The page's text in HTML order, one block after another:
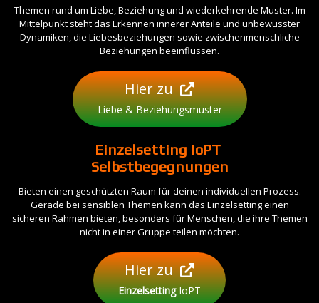
Themen rund um Liebe, Beziehung und wiederkehrende Muster. Im
Mittelpunkt steht das Erkennen innerer Anteile und unbewusster
Dynamiken, die Liebesbeziehungen sowie zwischenmenschliche
Beziehungen beeinflussen.
Hier zu
Liebe & Beziehungsmuster
Einzelsetting IoPT
Selbstbegegnungen
Bieten einen geschützten Raum für deinen individuellen Prozess.
Gerade bei sensiblen Themen kann das Einzelsetting einen
sicheren Rahmen bieten, besonders für Menschen, die ihre Themen
nicht in einer Gruppe teilen möchten.
Hier zu
EinzelsettingIoPT